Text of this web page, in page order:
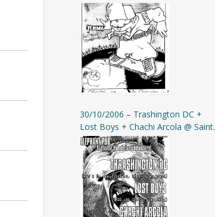
Yerma @ St-Etienne (L’Assommoir)
30/10/2006 – Trashington DC +
Lost Boys + Chachi Arcola @ Saint-
Etienne (Elephant Pub)